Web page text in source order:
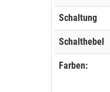
Schaltung
Schalthebel
Farben: